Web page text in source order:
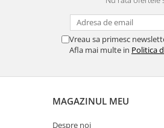
Vreau sa primesc
Afla mai multe in Politica
MAGAZINUL MEU
Despre noi